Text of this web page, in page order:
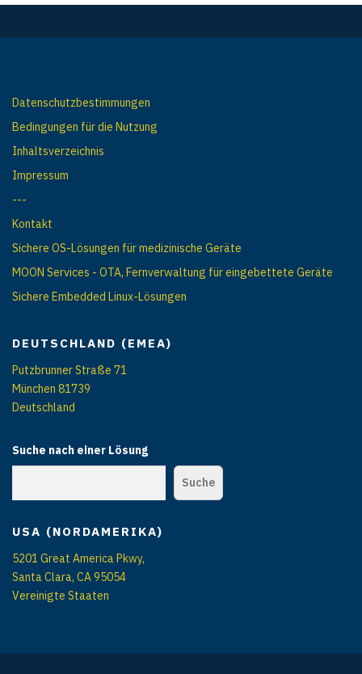
Datenschutzbestimmungen
Bedingungen für die Nutzung
Inhaltsverzeichnis
Impressum
---
Kontakt
Sichere OS-Lösungen für medizinische Geräte
MOON Services - OTA, Fernverwaltung für eingebettete Geräte
Sichere Embedded Linux-Lösungen
DEUTSCHLAND (EMEA)
Putzbrunner Straße 71
München 81739
Deutschland
Suche nach einer Lösung
Suche
USA (NORDAMERIKA)
5201 Great America Pkwy,
Santa Clara, CA 95054
Vereinigte Staaten